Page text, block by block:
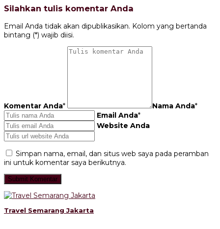
Silahkan tulis komentar Anda
Email Anda tidak akan dipublikasikan. Kolom yang bertanda
bintang (*) wajib diisi.
Komentar Anda* Nama Anda*
Email Anda*
Website Anda
Simpan nama, email, dan situs web saya pada peramban
ini untuk komentar saya berikutnya.
Travel Semarang Jakarta